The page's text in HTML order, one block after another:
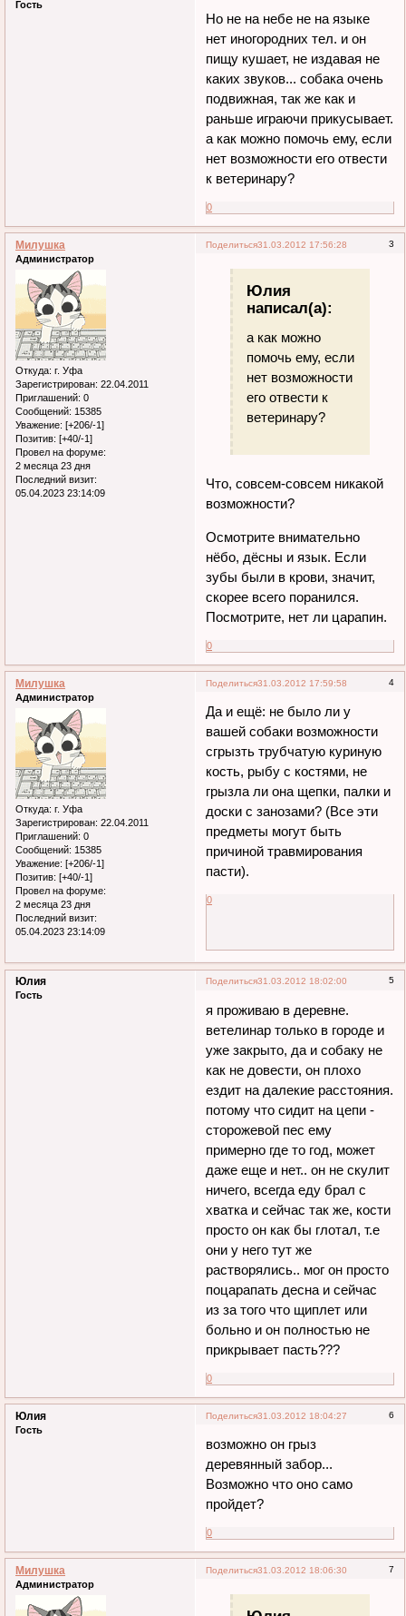
Гость
Но не на небе не на языке
нет иногородних тел. и он
пищу кушает, не издавая не
каких звуков... собака очень
подвижная, так же как и
раньше играючи прикусывает.
а как можно помочь ему, если
нет возможности его отвести
к ветеринару?
0
Поделиться 3
31.03.2012 17:56:28
Милушка
Администратор
Откуда: г. Уфа
Зарегистрирован: 22.04.2011
Приглашений: 0
Сообщений: 15385
Уважение: [+206/-1]
Позитив: [+40/-1]
Провел на форуме:
2 месяца 23 дня
Последний визит:
05.04.2023 23:14:09
Юлия
написал(а):
а как можно
помочь ему, если
нет возможности
его отвести к
ветеринару?
Что, совсем-совсем никакой
возможности?
Осмотрите внимательно
нёбо, дёсны и язык. Если
зубы были в крови, значит,
скорее всего поранился.
Посмотрите, нет ли царапин.
0
Поделиться 4
31.03.2012 17:59:58
Милушка
Администратор
Откуда: г. Уфа
Зарегистрирован: 22.04.2011
Приглашений: 0
Сообщений: 15385
Уважение: [+206/-1]
Позитив: [+40/-1]
Провел на форуме:
2 месяца 23 дня
Последний визит:
05.04.2023 23:14:09
Да и ещё: не было ли у
вашей собаки возможности
сгрызть трубчатую куриную
кость, рыбу с костями, не
грызла ли она щепки, палки и
доски с занозами? (Все эти
предметы могут быть
причиной травмирования
пасти).
0
Поделиться 5
31.03.2012 18:02:00
Юлия
Гость
я проживаю в деревне.
ветелинар только в городе и
уже закрыто, да и собаку не
как не довести, он плохо
ездит на далекие расстояния.
потому что сидит на цепи -
сторожевой пес ему
примерно где то год, может
даже еще и нет.. он не скулит
ничего, всегда еду брал с
хватка и сейчас так же, кости
просто он как бы глотал, т.е
они у него тут же
растворялись.. мог он просто
поцарапать десна и сейчас
из за того что щиплет или
больно и он полностью не
прикрывает пасть???
0
Поделиться 6
31.03.2012 18:04:27
Юлия
Гость
возможно он грыз
деревянный забор...
Возможно что оно само
пройдет?
0
Поделиться 7
31.03.2012 18:06:30
Милушка
Администратор